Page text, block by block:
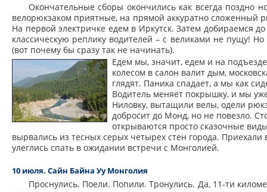
Окончательные сборы окончились как всегда
велорюкзаком приятные, на прямой аккуратно сложенный
На первой электричке едем в Иркутск. Затем добираемся
классическую реплику водителей – с великами не пущу!
(вот почему бы сразу так не начинать).
Едем мы, значит, едем и на
колесом в салон валит дым,
глядят. Паника спадает, а мы как
Водитель меняет покрышку, и мы
Ниловку, вытащили велы, одели
добросит до Монд, но не повезло.
открываются просто сказочные
вырвались из тесных серых четырех стен города.
улеглись спать в ожидании встречи с Монголией.
10 июля. Сайн Байна Уу Монголия
Проснулись. Поели. Попили. Тронулись. Да, 11-ти